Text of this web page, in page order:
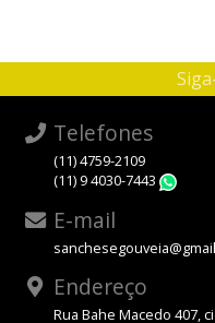
Telefones
(11) 4759-2109
(11) 9 4030-7443
E-mail
Endereço
Rua Bahe Macedo 407,